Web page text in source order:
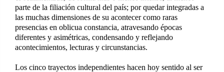
parte de la filiación cultural del país; por quedar integradas a
las muchas dimensiones de su acontecer como raras
presencias en oblicua constancia, atravesando épocas
diferentes y asimétricas, condensando y reflejando
acontecimientos, lecturas y circunstancias.
Los cinco trayectos independientes hacen hoy sentido al ser